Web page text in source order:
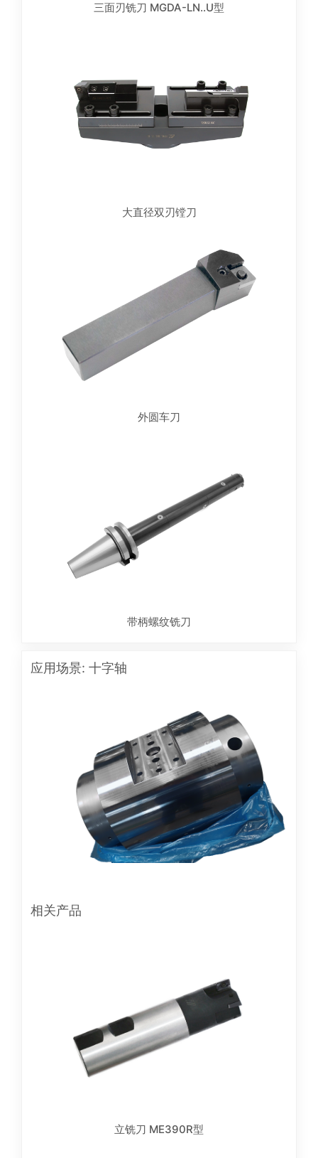
三面刃铣刀 MGDA-LN..U型
大直径双刃镗刀
外圆车刀
带柄螺纹铣刀
应用场景: 十字轴
相关产品
立铣刀 ME390R型